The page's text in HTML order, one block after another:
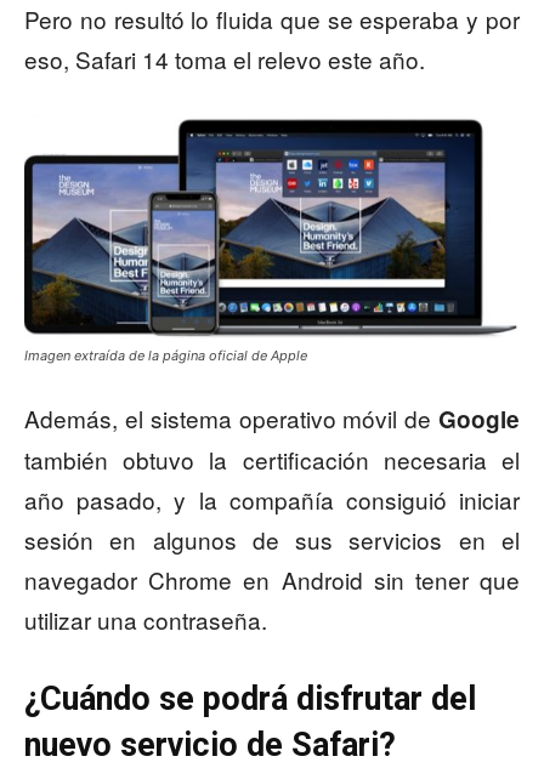
Pero no resultó lo fluida que se esperaba y por
eso, Safari 14 toma el relevo este año.
Imagen extraída de la página oficial de Apple
Además, el sistema operativo móvil de Google
también obtuvo la certificación necesaria el
año pasado, y la compañía consiguió iniciar
sesión en algunos de sus servicios en el
navegador Chrome en Android sin tener que
utilizar una contraseña.
¿Cuándo se podrá disfrutar del
nuevo servicio de Safari?